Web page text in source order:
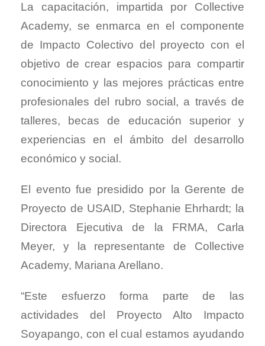
La capacitación, impartida por Collective
Academy, se enmarca en el componente
de Impacto Colectivo del proyecto con el
objetivo de crear espacios para compartir
conocimiento y las mejores prácticas entre
profesionales del rubro social, a través de
talleres, becas de educación superior y
experiencias en el ámbito del desarrollo
económico y social.
El evento fue presidido por la Gerente de
Proyecto de USAID, Stephanie Ehrhardt; la
Directora Ejecutiva de la FRMA, Carla
Meyer, y la representante de Collective
Academy, Mariana Arellano.
“Este esfuerzo forma parte de las
actividades del Proyecto Alto Impacto
Soyapango, con el cual estamos ayudando